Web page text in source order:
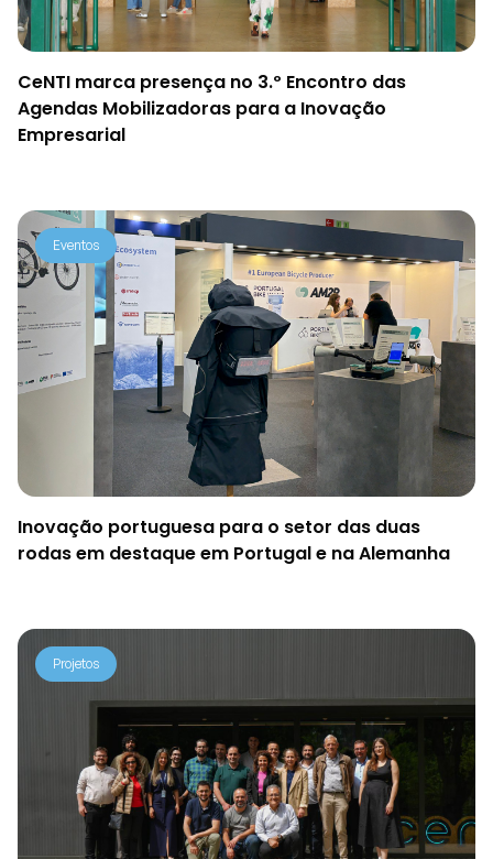
CeNTI marca presença no 3.º Encontro das
Agendas Mobilizadoras para a Inovação
Empresarial
Eventos
Inovação portuguesa para o setor das duas
rodas em destaque em Portugal e na Alemanha
Projetos